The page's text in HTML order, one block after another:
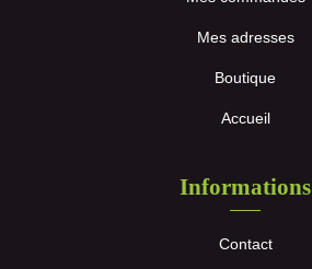
Mes adresses
Boutique
Accueil
Informations
Contact